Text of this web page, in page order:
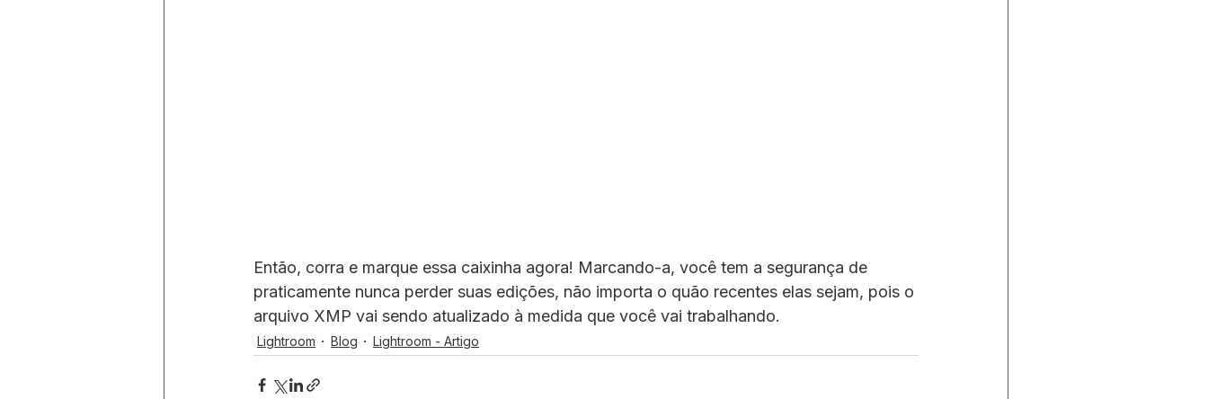
Então, corra e marque essa caixinha agora! Marcando-a, você tem a segurança de
praticamente nunca perder suas edições, não importa o quão recentes elas sejam, pois o
arquivo XMP vai sendo atualizado à medida que você vai trabalhando.
Lightroom Blog Lightroom - Artigo